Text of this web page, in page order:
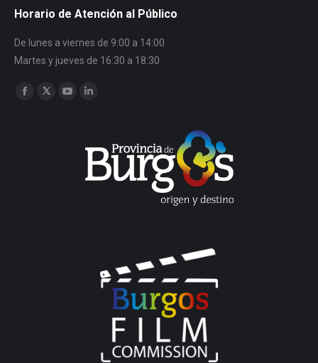
Horario de Atención al Público
De lunes a viernes de 9:00 a 14:00
Martes y jueves de 16:30 a 18:30
Encuéntranos en:
Facebook